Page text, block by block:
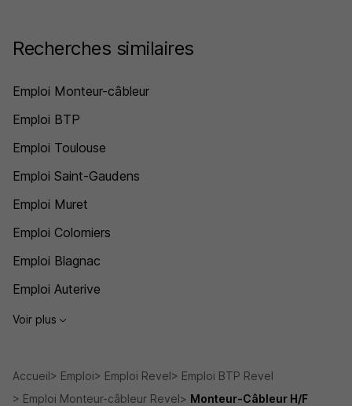
Recherches similaires
Emploi Monteur-câbleur
Emploi BTP
Emploi Toulouse
Emploi Saint-Gaudens
Emploi Muret
Emploi Colomiers
Emploi Blagnac
Emploi Auterive
Voir plus
Accueil Emploi Emploi Revel
Emploi BTP Revel
Emploi Monteur-câbleur Revel
Monteur-Câbleur H/F